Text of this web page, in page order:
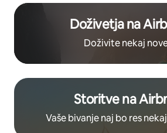
Doživetja na
Doživite nekaj
Storitve na
Vaše bivanje naj bo res